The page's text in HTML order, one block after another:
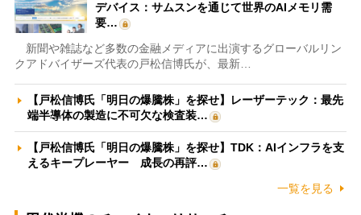
デバイス：サムスンを通じて世界のAIメモリ需
要…
新聞や雑誌など多数の金融メディアに出演するグローバルリン
クアドバイザーズ代表の戸松信博氏が、最新…
【戸松信博氏「明日の爆騰株」を探せ】レーザーテック：最先
端半導体の製造に不可欠な検査装…
【戸松信博氏「明日の爆騰株」を探せ】TDK：AIインフラを支
えるキープレーヤー 成長の再評…
一覧を見る